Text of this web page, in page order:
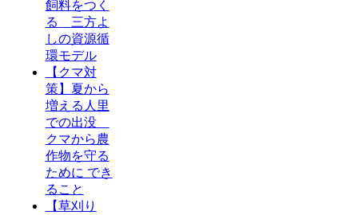
飼料をつく
る 三方よ
しの資源循
環モデル
【クマ対
策】夏から
増える人里
での出没
クマから農
作物を守る
ために でき
ること
【草刈り